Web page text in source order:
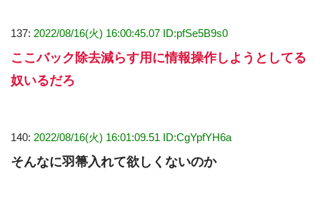
137: 2022/08/16(火) 16:00:45.07 ID:pfSe5B9s0
ここバック除去減らす用に情報操作しようとしてる
奴いるだろ
140: 2022/08/16(火) 16:01:09.51 ID:CgYpfYH6a
そんなに羽箒入れて欲しくないのか